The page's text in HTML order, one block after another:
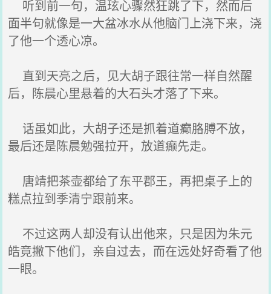
听到前一句，温玹心骤然狂跳了下，然而后
面半句就像是一大盆冰水从他脑门上浇下来，浇
了他一个透心凉。
直到天亮之后，见大胡子跟往常一样自然醒
后，陈晨心里悬着的大石头才落了下来。
话虽如此，大胡子还是抓着道癫胳膊不放，
最后还是陈晨勉强拉开，放道癫先走。
唐靖把茶壶都给了东平郡王，再把桌子上的
糕点拉到季清宁跟前来。
不过这两人却没有认出他来，只是因为朱元
皓竟撇下他们，亲自过去，而在远处好奇看了他
一眼。